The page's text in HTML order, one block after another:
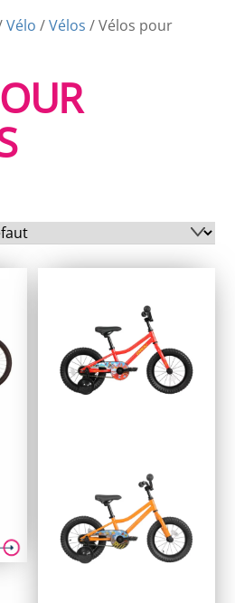
Vélo /Vélos / Vélos pour